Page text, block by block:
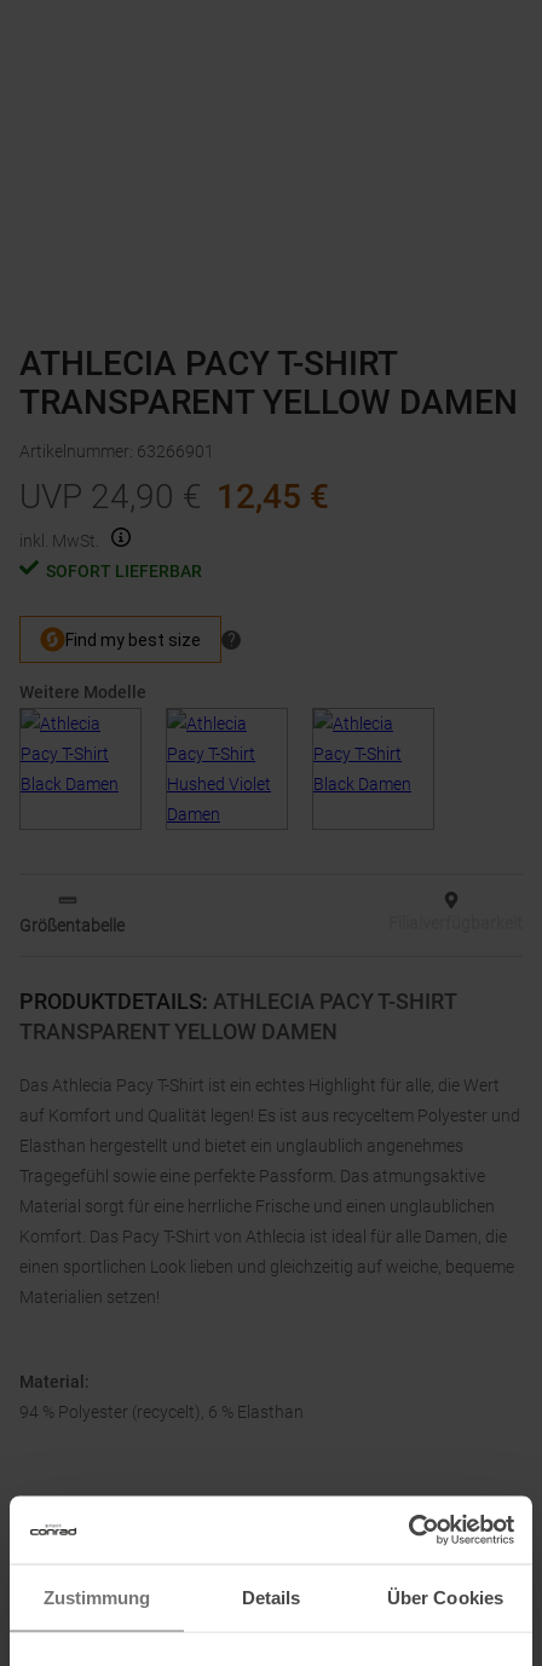
Zustimmung Details Über Cookies
PRODUKTDETAILS: ATHLECIA PACY T-SHIRT
TRANSPARENT YELLOW DAMEN
Das Athlecia Pacy T-Shirt ist ein echtes Highlight für alle, die Wert
auf Komfort und Qualität legen! Es ist aus recyceltem Polyester und
Elasthan hergestellt und bietet ein unglaublich angenehmes
Tragegefühl sowie eine perfekte Passform. Das atmungsaktive
Material sorgt für eine herrliche Frische und einen unglaublichen
Komfort. Das Pacy T-Shirt von Athlecia ist ideal für alle Damen, die
einen sportlichen Look lieben und gleichzeitig auf weiche, bequeme
Materialien setzen!
Material:
94 % Polyester (recycelt), 6 % Elasthan
Postanschrift des Herstellers: Skærskovgårdsvej 5, 8600
ATHLECIA PACY T-SHIRT
TRANSPARENT YELLOW DAMEN
Artikelnummer: 63266901
UVP 24,90 € 12,45 €
inkl. MwSt.
SOFORT LIEFERBAR
Weitere Modelle
Größentabelle